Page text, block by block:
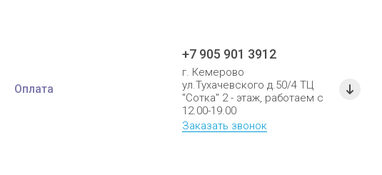
Оплата
+7 905 901 3912
г. Кемерово
ул.Тухачевского д.50/4 ТЦ
"Сотка" 2 - этаж, работаем с
12.00-19.00
Заказать звонок